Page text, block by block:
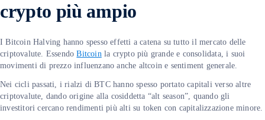
crypto più ampio
I Bitcoin Halving hanno spesso effetti a catena su tutto il mercato delle
criptovalute. EssendoBitcoinla crypto più grande e consolidata, i suoi
movimenti di prezzo influenzano anche altcoin e sentiment generale.
Nei cicli passati, i rialzi di BTC hanno spesso portato capitali verso altre
criptovalute, dando origine alla cosiddetta “alt season”, quando gli
investitori cercano rendimenti più alti su token con capitalizzazione minore.